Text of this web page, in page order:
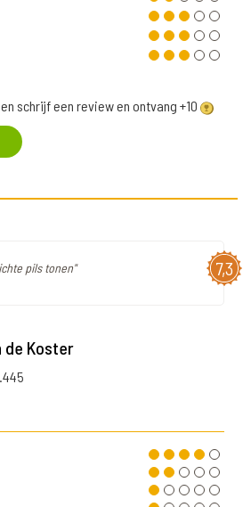
en schrijf een review en ontvang +10
7,3
pils tonen"
de Koster